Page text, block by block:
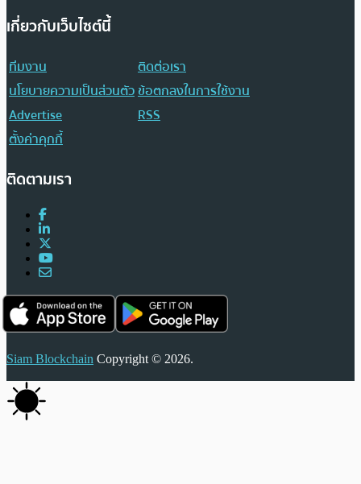
เกี่ยวกับเว็บไซต์นี้
ทีมงาน
ติดต่อเรา
นโยบายความเป็นส่วนตัวข้อตกลงในการใช้งาน
Advertise
RSS
ตั้งค่าคุกกี้
ติดตามเรา
Siam Blockchain Copyright © 2026.